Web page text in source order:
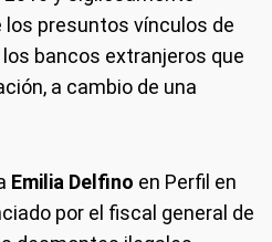
presuntos vínculos de
bancos extranjeros que
a cambio de una
Emilia Delfino en Perfil en
por el fiscal general de